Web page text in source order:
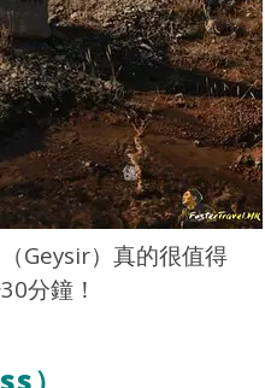
Geysir）真的很值得
分鐘！
）